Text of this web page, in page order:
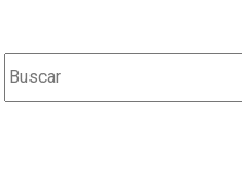
Esto es un campo de búsqueda